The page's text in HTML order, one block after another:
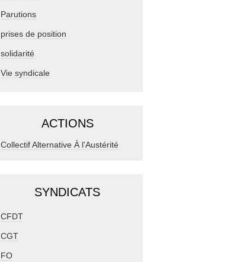
Parutions
prises de position
solidarité
Vie syndicale
ACTIONS
Collectif Alternative À l'Austérité
SYNDICATS
CFDT
CGT
FO